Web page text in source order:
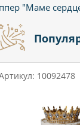
"Маме
10092478